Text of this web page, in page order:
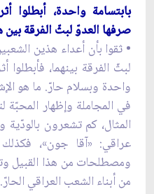
بابتسامة واحدة، أبطلوا
صرفها العدوّ لبثّ الفرقة
• ثقوا بأن أعداء هذين
لبثّ الفرقة بينهما، فأبطلوا
واحدة وبسلام حارّ. ما هو
في المجاملة وإظهار
المثال، كم تشعرون بالودّية
عراقي: «آقا جون»، فكذلك
ومصطلحات من هذا القبيل
من أبناء الشعب العراقي الحارّ.